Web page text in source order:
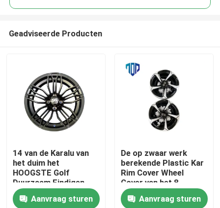
Huis
Producten
Geadviseerde Producten
14 van de Karalu van
het duim het
HOOGSTE Golf
Duurzaam Eindigen
van de randchrome
Aanvraag sturen
De op zwaar werk
berekende Plastic Kar
Rim Cover Wheel
Cover van het 8
Duimgolf van ABC
Aanvraag sturen